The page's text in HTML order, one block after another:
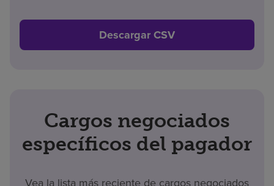
Descargar CSV
Cargos negociados
específicos del pagador